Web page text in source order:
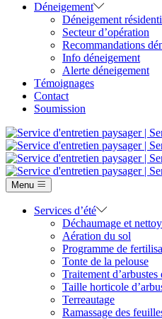
Déneigement
Déneigement
Secteur d’opération
Recommandations
Info déneigement
Alerte déneigement
Témoignages
Contact
Soumission
Menu
Services d’été
Déchaumage et
Aération du sol
Programme de
Tonte de la pelouse
Traitement d’arbustes
Taille horticole
Terreautage
Ramassage des